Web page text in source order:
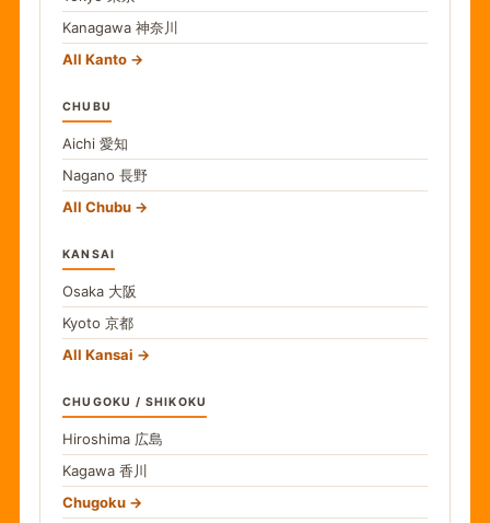
Kanagawa 神奈川
All Kanto
CHUBU
Aichi 愛知
Nagano 長野
All Chubu
KANSAI
Osaka 大阪
Kyoto 京都
All Kansai
CHUGOKU / SHIKOKU
Hiroshima 広島
Kagawa 香川
Chugoku